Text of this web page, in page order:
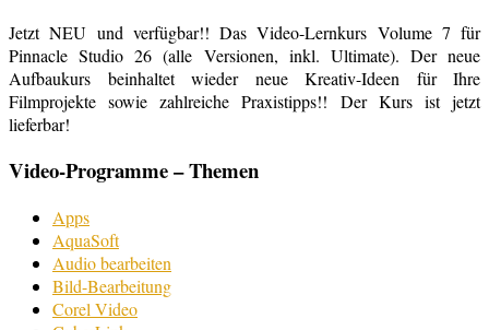
Jetzt NEU und verfügbar!! Das Video-Lernkurs Volume 7 für
Pinnacle Studio 26 (alle Versionen, inkl. Ultimate). Der neue
Aufbaukurs beinhaltet wieder neue Kreativ-Ideen für Ihre
Filmprojekte sowie zahlreiche Praxistipps!! Der Kurs ist jetzt
lieferbar!
Video-Programme – Themen
Apps
AquaSoft
Audio bearbeiten
Bild-Bearbeitung
Corel Video